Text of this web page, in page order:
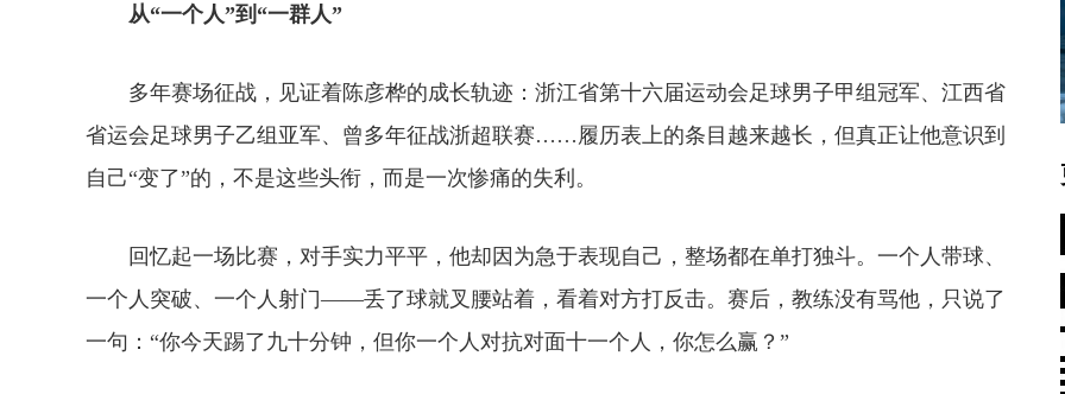
从“一个人”到“一群人”
多年赛场征战，见证着陈彦桦的成长轨迹：浙江省第十六届运动会足球男子甲组冠军、江西省
省运会足球男子乙组亚军、曾多年征战浙超联赛……履历表上的条目越来越长，但真正让他意识到
自己“变了”的，不是这些头衔，而是一次惨痛的失利。
回忆起一场比赛，对手实力平平，他却因为急于表现自己，整场都在单打独斗。一个人带球、
一个人突破、一个人射门——丢了球就叉腰站着，看着对方打反击。赛后，教练没有骂他，只说了
一句：“你今天踢了九十分钟，但你一个人对抗对面十一个人，你怎么赢？”